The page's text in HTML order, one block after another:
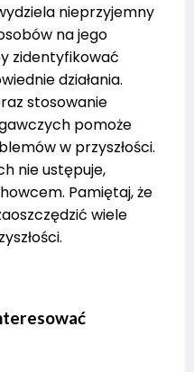
nieprzyjemny
na jego
zidentyfikować
działania.
stosowanie
pomoże
w przyszłości.
nie ustępuje,
Pamiętaj, że
wiele